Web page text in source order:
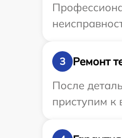
3
Ремонт
После
приступим к